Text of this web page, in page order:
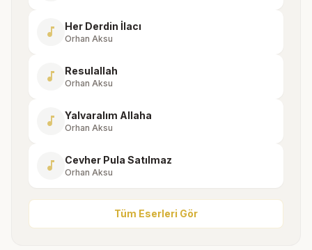
music_note Her Derdin İlacı
Orhan Aksu
music_note Resulallah
Orhan Aksu
music_note Yalvaralım Allaha
Orhan Aksu
music_note Cevher Pula Satılmaz
Orhan Aksu
Tüm Eserleri Gör